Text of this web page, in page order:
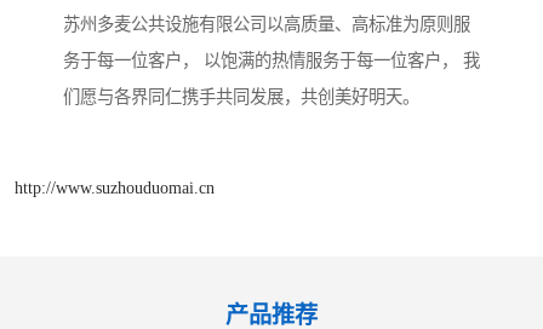
苏州多麦公共设施有限公司以高质量、高标准为原则服
务于每一位客户， 以饱满的热情服务于每一位客户， 我
们愿与各界同仁携手共同发展，共创美好明天。
http://www.suzhouduomai.cn
产品推荐